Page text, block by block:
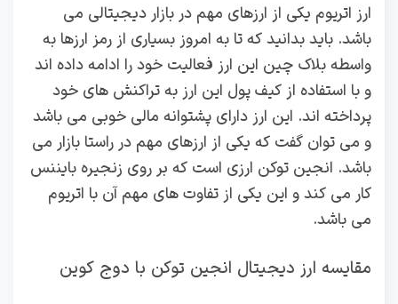
ارز اتریوم یکی از ارزهای مهم در بازار دیجیتالی می
باشد. باید بدانید که تا به امروز بسیاری از رمز ارزها به
واسطه بلاک چین این ارز فعالیت خود را ادامه داده اند
و با استفاده از کیف پول این ارز به تراکنش های خود
پرداخته اند. این ارز دارای پشتوانه مالی خوبی می باشد
و می توان گفت که یکی از ارزهای مهم در راستا بازار می
باشد. انجین توکن ارزی است که بر روی زنجیره بایننس
کار می کند و این یکی از تفاوت های مهم آن با اتریوم
می باشد.
مقایسه ارز دیجیتال انجین توکن با دوج کوین